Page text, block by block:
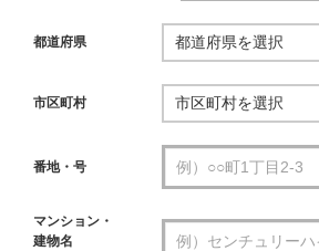
都道府県
市区町村
番地・号
マンション・
建物名